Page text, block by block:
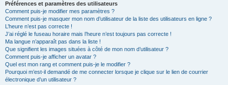
Préférences et paramètres des utilisateurs
Comment puis-je modifier mes paramètres ?
Comment puis-je masquer mon nom d’utilisateur de la liste des utilisateurs en ligne ?
L’heure n’est pas correcte !
J’ai réglé le fuseau horaire mais l’heure n’est toujours pas correcte !
Ma langue n’apparaît pas dans la liste !
Que signifient les images situées à côté de mon nom d’utilisateur ?
Comment puis-je afficher un avatar ?
Quel est mon rang et comment puis-je le modifier ?
Pourquoi m’est-il demandé de me connecter lorsque je clique sur le lien de courrier
électronique d’un utilisateur ?